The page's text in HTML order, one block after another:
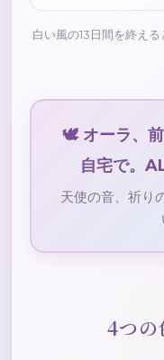
白い風の13日間を終え
🕊️ オーラ、
自宅で。
天使の音、祈り
4つの